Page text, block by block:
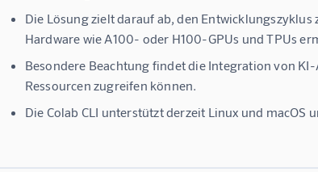
Die Lösung zielt darauf ab, den
Hardware wie A100- oder H100-GPUs und TPUs
Besondere Beachtung findet die Integration von
Ressourcen zugreifen können.
Die Colab CLI unterstützt derzeit Linux und macOS